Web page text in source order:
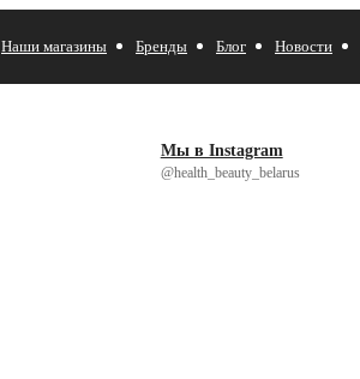
Наши магазины Бренды Блог Новости
Мы в Instagram
@health_beauty_belarus